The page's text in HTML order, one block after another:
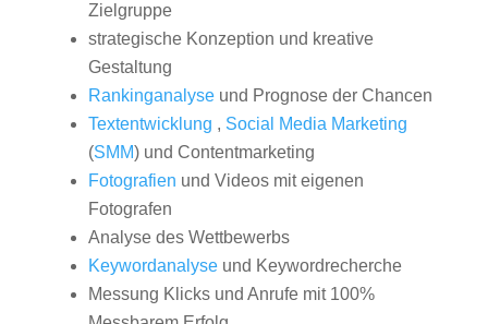
Zielgruppe
strategische Konzeption und kreative
Gestaltung
Rankinganalyseund Prognose der Chancen
Textentwicklung , Social Media Marketing
(SMM) und Contentmarketing
Fotografien und Videos mit eigenen
Fotografen
Analyse des Wettbewerbs
Keywordanalyseund Keywordrecherche
Messung Klicks und Anrufe mit 100%